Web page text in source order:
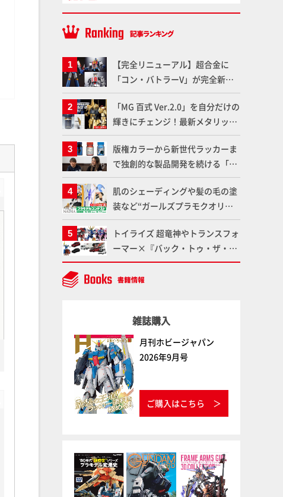
【完全リニューアル】超合金に
「コン・バトラーV」が完全新規
造形で登場！気になる仕様を試作
品の撮り下ろしでご紹介!!さらに
「大鉄人17」＆「ワンエイト」セ
ット情報もお届け！【超合金の
魂】
「MG 百式 Ver.2.0」を自分だけの
輝きにチェンジ！最新メタリック
塗料を使ってより金属感を増した
仕上がりに!!【試し読み】
版権カラーから新世代ラッカーま
で独創的な製品開発を続ける「ガ
イアノーツ」に塗料開発の裏側と
ラッカー塗料の未来についてイン
タビュー！
肌のシェーディングや髪の毛の塗
装など“ガールズプラモクオリテ
ィアップ術”で仕上げる！カスタ
ム作例「白騎士ソフィエラ」が完
成！【「アルカナディアプラモデ
ルコンテスト」～8月17日（月）
11:59まで応募受付中】
トイライズ 超竜神やトランスフォ
ーマー×『バック・トゥ・ザ・フ
ューチャー』コラボアイテムな
ど、タカラトミーの注目アイテム
雑誌購入
月刊ホビージャパン
2026年9月号
ご購入はこちら